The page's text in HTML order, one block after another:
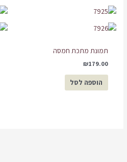
תמונת מתכת חמסה
₪179.00
הוספה לסל